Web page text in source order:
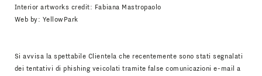
Interior artworks credit: Fabiana Mastropaolo
Web by: YellowPark
Si avvisa la spettabile Clientela che recentemente sono stati segnalati
dei tentativi di phishing veicolati tramite false comunicazioni e-mail a